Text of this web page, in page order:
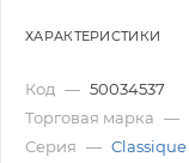
ХАРАКТЕРИСТИКИ
Код — 50034537
Торговая марка —
Серия — Classique